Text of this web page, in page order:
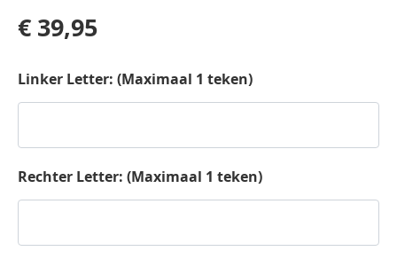
€ 39,95
Linker Letter: (Maximaal 1 teken)
Rechter Letter: (Maximaal 1 teken)